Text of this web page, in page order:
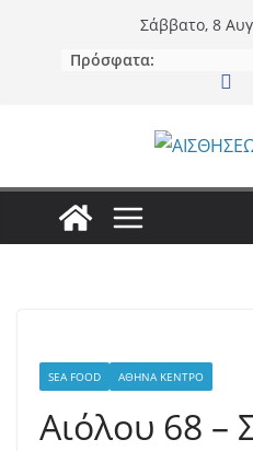
περιεχόμενο
Σάββατο, 8
Πρόσφατα:
SEA FOOD ΑΘΉΝΑ ΚΈΝΤΡΟ
Αιόλου 68 –